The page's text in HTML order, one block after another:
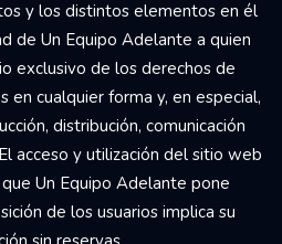
y los distintos elementos en él
de Un Equipo Adelante a quien
exclusivo de los derechos de
en cualquier forma y, en especial,
distribución, comunicación
acceso y utilización del sitio web
Un Equipo Adelante pone
de los usuarios implica su